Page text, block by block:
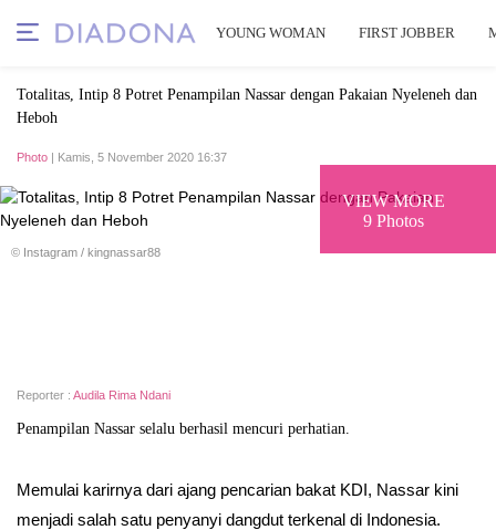
YOUNG WOMAN FIRST JOBBER
Totalitas, Intip 8 Potret Penampilan Nassar dengan Pakaian Nyeleneh dan
Heboh
Photo | Kamis, 5 November 2020 16:37
VIEW MORE
9 Photos
© Instagram / kingnassar88
Reporter : Audila Rima Ndani
Penampilan Nassar selalu berhasil mencuri perhatian.
Memulai karirnya dari ajang pencarian bakat KDI, Nassar kini
menjadi salah satu penyanyi dangdut terkenal di Indonesia.